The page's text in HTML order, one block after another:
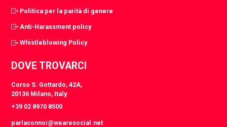
Politica per la parità di genere
Anti-Harassment policy
Whistleblowing Policy
DOVE TROVARCI
Corso S. Gottardo, 42A,
20136 Milano, Italy
+39 02 8970 8500
parlaconnoi@wearesocial.net